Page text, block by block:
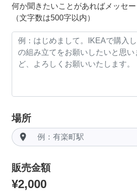
何か聞きたいことがあればメッセ
（文字数は500字以内）
場所
room
販売金額
¥2,000